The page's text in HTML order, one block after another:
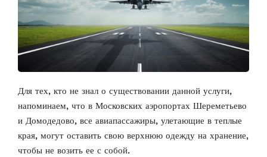
Для тех, кто не знал о существовании данной услуги,
напоминаем, что в Московских аэропортах Шереметьево
и Домодедово, все авиапассажиры, улетающие в теплые
края, могут оставить свою верхнюю одежду на хранение,
чтобы не возить ее с собой.